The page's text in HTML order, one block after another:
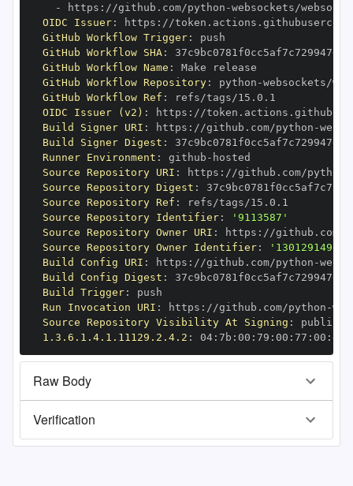
-
https : //github.com/python -
OIDC Issuer: https :
GitHub Workflow Trigger:
GitHub Workflow SHA:
GitHub Workflow Name :
GitHub Workflow Repository: python -
GitHub Workflow Ref :
OIDC Issuer (v2) : https :
Build Signer URI : https : //github.com/python -
Build Signer Digest :
Runner Environment : github -
Source Repository URI : https : //github.com/python
Source Repository Digest :
Source Repository Ref :
Source Repository Identifier:
'9113587'
Source Repository Owner URI : https : //github.com/
Source Repository Owner Identifier:
'130129149'
Build Config URI : https : //github.com/python -
Build Config Digest :
Build Trigger:
Run Invocation URI : https : //github.com/python -
Source Repository Visibility At Signing :
1.3.6.1.4.1.11129.2.4.2 : 04: 7b : 00 : 79 : 00 : 77 : 00 : dd
Raw Body
Verification